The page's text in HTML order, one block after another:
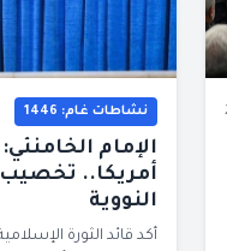
نشاطات غام: 1446
الإمام
أمريكا.. تخصيب
النووية
أكد قائد الثورة